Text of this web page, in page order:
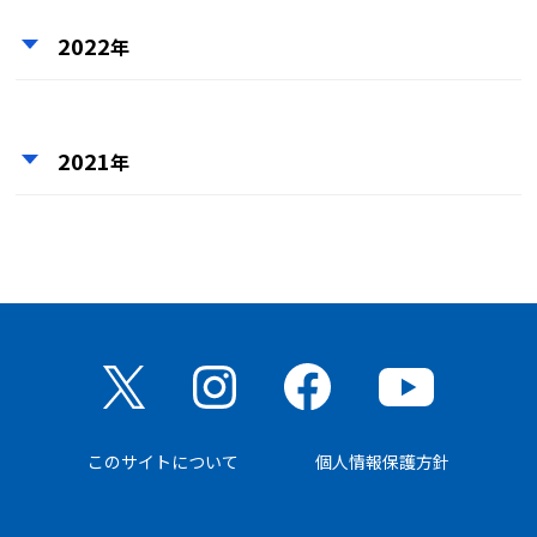
2022年
2021年
このサイトについて 個人情報保護方針